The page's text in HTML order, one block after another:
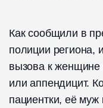
Как сообщили в
полиции региона,
вызова к
или аппендицит.
пациентки, её